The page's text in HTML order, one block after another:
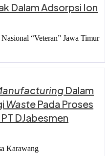
Dalam Adsorpsi Ion
“Veteran” Jawa Timur
Dalam
Waste Pada Proses
DJabesmen
Karawang